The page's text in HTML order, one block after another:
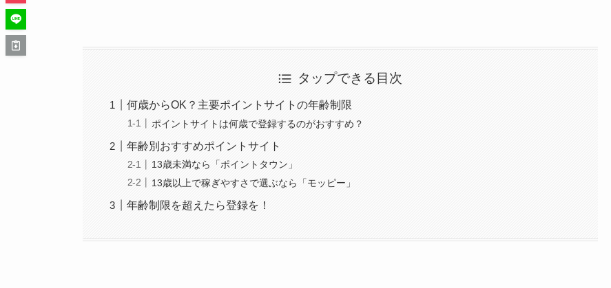
タップできる目次
何歳からOK？主要ポイントサイトの年齢制限
ポイントサイトは何歳で登録するのがおすすめ？
年齢別おすすめポイントサイト
13歳未満なら「ポイントタウン」
13歳以上で稼ぎやすさで選ぶなら「モッピー」
年齢制限を超えたら登録を！